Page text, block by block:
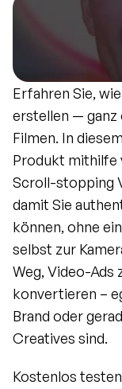
Erfahren Sie,
erstellen — ganz
Filmen. In
Produkt mithilfe
Scroll-stopping
damit Sie
können, ohne
selbst zur
Weg, Video-Ads
konvertieren –
Brand oder
Creatives sind.
Kostenlos